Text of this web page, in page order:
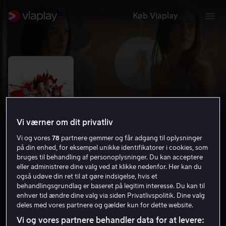
Køb Viaplay
Final Cut
6.3 Komedie Gys 2022 1 t. 47 min
15 år
HD
Vi værner om dit privatliv
Vi og vores78 partnere gemmer og får adgang til oplysninger
på din enhed, for eksempel unikke identifikatorer i cookies, som
bruges til behandling af personoplysninger. Du kan acceptere
eller administrere dine valg ved at klikke nedenfor. Her kan du
også udøve din ret til at gøre indsigelse, hvis et
behandlingsgrundlag er baseret på legitim interesse. Du kan til
enhver tid ændre dine valg via siden Privatlivspolitik. Dine valg
deles med vores partnere og gælder kun for dette website.
Vi og vores partnere behandler data for at levere: